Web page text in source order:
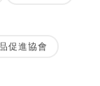
促進協會